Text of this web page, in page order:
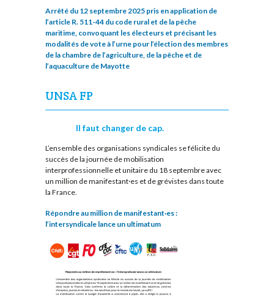
Arrêté du 12 septembre 2025 pris en application de
l’article R. 511-44 du code rural et de la pêche
maritime, convoquant les électeurs et précisant les
modalités de vote à l’urne pour l’élection des membres
de la chambre de l’agriculture, de la pêche et de
l’aquaculture de Mayotte
UNSA FP
Il faut changer de cap.
L’ensemble des organisations syndicales se félicite du
succès de la journée de mobilisation
interprofessionnelle et unitaire du 18 septembre avec
un million de manifestant·es et de grévistes dans toute
la France.
Répondre au million de manifestant·es :
l’intersyndicale lance un ultimatum